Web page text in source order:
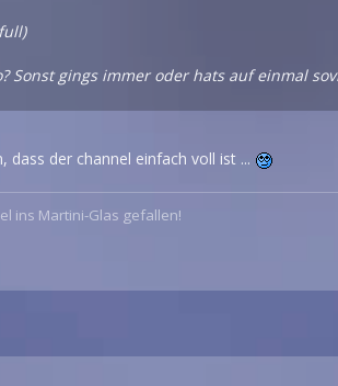
Sonst gings immer oder hats auf einmal
dass der channel einfach voll ist ...
ins Martini-Glas gefallen!